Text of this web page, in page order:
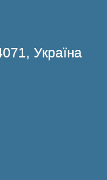
Україна